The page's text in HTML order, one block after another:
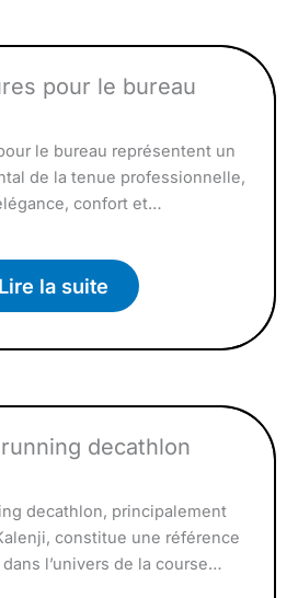
pour le bureau
le bureau représentent un
de la tenue professionnelle,
confort et…
Lire la suite
decathlon
decathlon, principalement
constitue une référence
l’univers de la course…